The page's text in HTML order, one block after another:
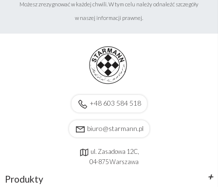
Możesz zrezygnować w każdej chwili. W tym celu należy odnaleźć szczegóły
w naszej informacji prawnej.
+48 603 584 518
biuro@starmann.pl
ul. Zasadowa 12C,
04-875 Warszawa
Produkty +